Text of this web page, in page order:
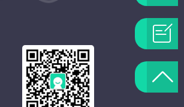
系
客
服
题
反
返